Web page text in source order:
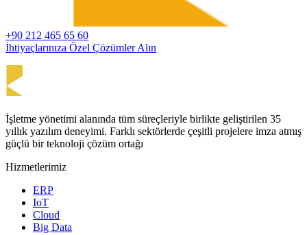
+90 212 465 65 60
İhtiyaçlarınıza Özel Çözümler Alın
İşletme yönetimi alanında tüm süreçleriyle birlikte geliştirilen 35
yıllık yazılım deneyimi. Farklı sektörlerde çeşitli projelere imza atmış
güçlü bir teknoloji çözüm ortağı
Hizmetlerimiz
ERP
IoT
Cloud
Big Data